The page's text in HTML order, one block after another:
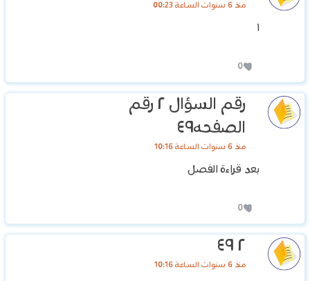
منذ 6 سنوات الساعة 00:23
١
0
رقم السؤال ٢ رقم
الصفحه٤٩
منذ 6 سنوات الساعة 10:16
بعد قراءة الفصل
0
٢ ٤٩
منذ 6 سنوات الساعة 10:16